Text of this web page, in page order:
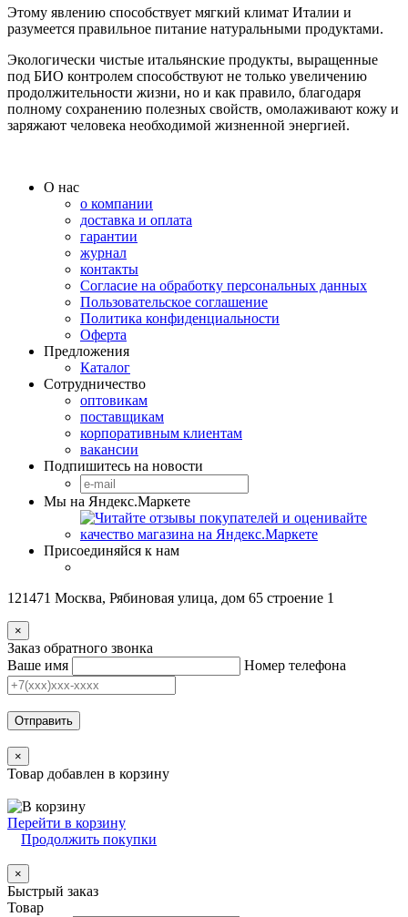
Этому явлению способствует мягкий климат Италии и
разумеется правильное питание натуральными продуктами.
Экологически чистые итальянские продукты, выращенные
под БИО контролем способствуют не только увеличению
продолжительности жизни, но и как правило, благодаря
полному сохранению полезных свойств, омолаживают кожу и
заряжают человека необходимой жизненной энергией.
О нас
о компании
доставка и оплата
гарантии
журнал
контакты
Согласие на обработку персональных данных
Пользовательское соглашение
Политика конфиденциальности
Оферта
Предложения
Каталог
Сотрудничество
оптовикам
поставщикам
корпоративным клиентам
вакансии
Подпишитесь на новости
Мы на Яндекс.Маркете
Присоединяйся к нам
121471 Москва, Рябиновая улица, дом 65 строение 1
×
Заказ обратного звонка
Ваше имя
Номер телефона
Отправить
×
Товар добавлен в корзину
Перейти в корзину
Продолжить покупки
×
Быстрый заказ
Товар